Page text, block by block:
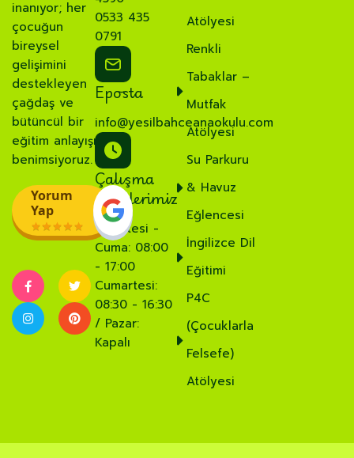
inanıyor; her
çocuğun
bireysel
gelişimini
destekleyen
çağdaş ve
bütüncül bir
eğitim anlayışı
benimsiyoruz.
Yorum
Yap
0533 435
0791
Eposta
info@yesilbahceanaokulu.com
Çalışma
Saatlerimiz
Pazartesi -
Cuma: 08:00
- 17:00
Cumartesi:
08:30 - 16:30
/ Pazar:
Kapalı
Atölyesi
Renkli
Tabaklar –
Mutfak
Atölyesi
Su Parkuru
& Havuz
Eğlencesi
İngilizce Dil
Eğitimi
P4C
(Çocuklarla
Felsefe)
Atölyesi